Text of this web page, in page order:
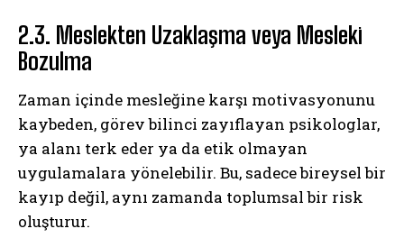
2.3. Meslekten Uzaklaşma veya Mesleki
Bozulma
Zaman içinde mesleğine karşı motivasyonunu
kaybeden, görev bilinci zayıflayan psikologlar,
ya alanı terk eder ya da etik olmayan
uygulamalara yönelebilir. Bu, sadece bireysel bir
kayıp değil, aynı zamanda toplumsal bir risk
oluşturur.